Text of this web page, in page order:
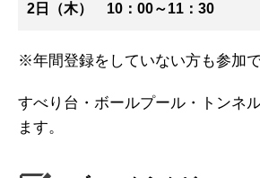
2日（木） 10：00～11：30
※年間登録をしていない方も参加で
すべり台・ボールプール・トンネ
ます。